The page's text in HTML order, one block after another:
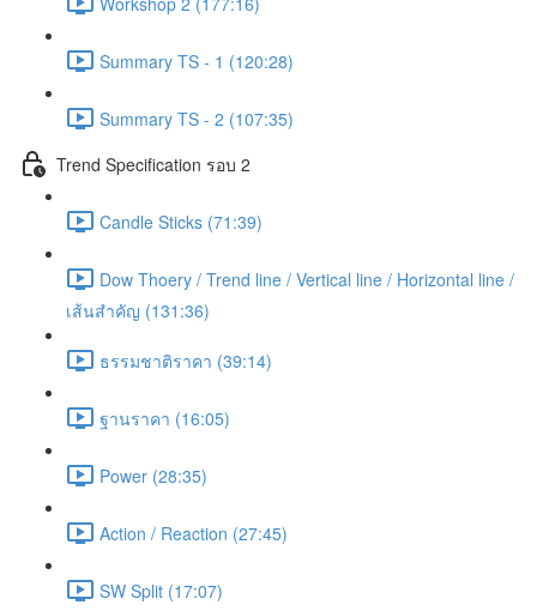
Summary TS - 1 (120:28)
Summary TS - 2 (107:35)
Trend Specification รอบ 2
Candle Sticks (71:39)
Dow Thoery / Trend line / Vertical line / Horizontal line /
เส้นสำคัญ (131:36)
ธรรมชาติราคา (39:14)
ฐานราคา (16:05)
Power (28:35)
Action / Reaction (27:45)
SW Split (17:07)